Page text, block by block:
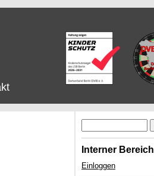
Interner Bereich
Einloggen